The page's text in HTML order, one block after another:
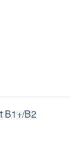
B1+/B2